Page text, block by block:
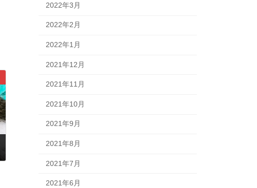
2022年3月
2022年2月
2022年1月
2021年12月
2021年11月
2021年10月
2021年9月
2021年8月
2021年7月
2021年6月